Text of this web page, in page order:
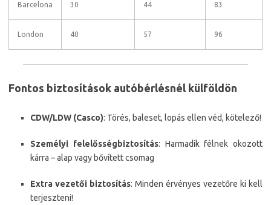
Barcelona 30 44 83
London 40 57 96
Fontos biztosítások autóbérlésnél külföldön
CDW/LDW (Casco): Törés, baleset, lopás ellen véd, kötelező!
Személyi felelősségbiztosítás: Harmadik félnek okozott
kárra – alap vagy bővített csomag
Extra vezetői biztosítás: Minden érvényes vezetőre ki kell
terjeszteni!